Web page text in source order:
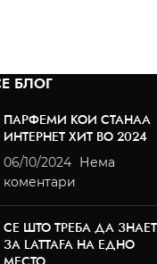
БЛОГ
ПАРФЕМИ КОИ СТАНАА
ИНТЕРНЕТ ХИТ ВО 2024
06/10/2024 Нема
коментари
СЕ ШТО ТРЕБА ДА
ЗА LATTAFA НА ЕДНО